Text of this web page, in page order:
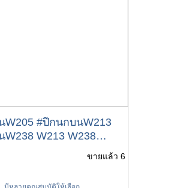
W205 #ปีกนกบนW213
W213 W238
อร์ 205 330 55 01-56 01
ขายแล้ว 6